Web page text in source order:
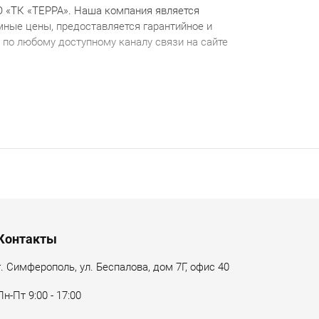
«ТК «ТЕРРА». Наша компания является
цены, предоставляется гарантийное и
любому доступному каналу связи на сайте
Симферополь, ул. Беспалова, дом 7Г, офис 40
Пт 9:00 - 17:00